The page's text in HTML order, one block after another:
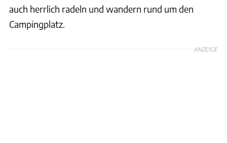
auch herrlich radeln und wandern rund um den
Campingplatz.
ANZEIGE